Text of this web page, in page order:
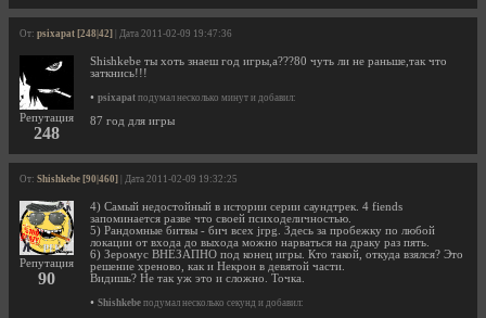
От: psixapat [248|42] | Дата 2011-02-09 19:47:36
Репутация
248
Shishkebe ты хоть знаеш год игры,а???80 чуть ли не раньше,так что
заткнись!!!
• psixapat подумал несколько минут и добавил:
87 год для игры
От: Shishkebe [90|460] | Дата 2011-02-09 19:32:25
Репутация
90
4) Самый недостойный в истории серии саундтрек. 4 fiends
запоминается разве что своей психоделичностью.
5) Рандомные битвы - бич всех jrpg. Здесь за пробежку по любой
локации от входа до выхода можно нарваться на драку раз пять.
6) Зеромус ВНЕЗАПНО под конец игры. Кто такой, откуда взялся? Это
решение хреново, как и Некрон в девятой части.
Видишь? Не так уж это и сложно. Точка.
• Shishkebe подумал несколько секунд и добавил: